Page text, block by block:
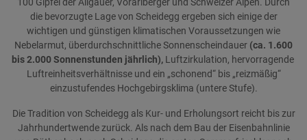
100 Gipfel der Allgäuer, Vorarlberger und Schweizer Alpen. Durch
die bevorzugte Lage von Scheidegg ergeben sich einige der
wichtigen und günstigen klimatischen Voraussetzungen wie
Nebelarmut, überdurchschnittliche Sonnenscheindauer (ca. 1.600
bis 2.000 Sonnenstunden jährlich), Luftzirkulation, hervorragende
Luftreinheitsverhältnisse und ein „schonend“ bis „reizmäßig“
einzustufendes Hochgebirgsklima (untere Stufe).
Die Tradition von Scheidegg als Kur- und Erholungsort reicht bis zur
Jahrhundertwende zurück. Als nach dem Bau der Eisenbahnlinie